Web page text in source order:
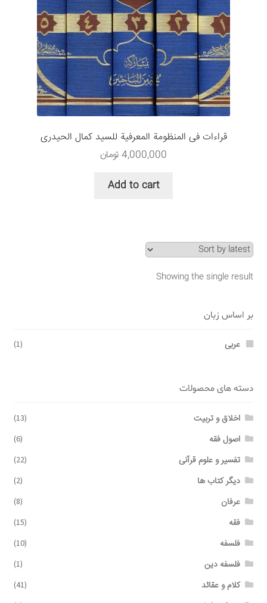
حساب کاربری من
درباره ما
سبد خرید
قوانین و مقررات
قراءات فی المنظومة المعرفیة للسید کمال الحیدری
4,000,000 تومان
Add to cart
Showing the single result
بر اساس زبان
عربی (1)
دسته های محصولات
اخلاق و تربیت (13)
اصول فقه (6)
تفسیر و علوم قرآنی (22)
دیگر کتاب ها (2)
عرفان (8)
فقه (15)
فلسفه (10)
فلسفه دین (1)
کلام و عقائد (41)